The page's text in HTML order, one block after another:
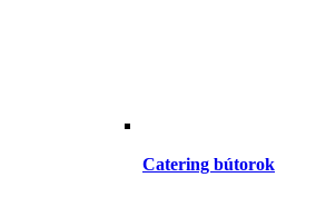
Catering bútorok